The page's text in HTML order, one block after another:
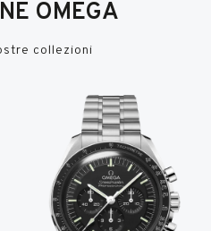
OMEGA
collezioni